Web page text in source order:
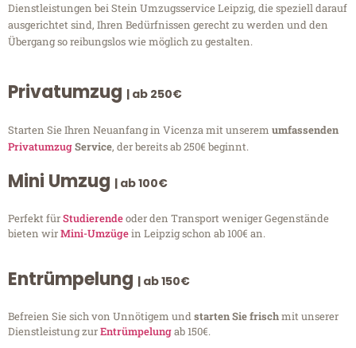
Dienstleistungen bei Stein Umzugsservice Leipzig, die speziell darauf
ausgerichtet sind, Ihren Bedürfnissen gerecht zu werden und den
Übergang so reibungslos wie möglich zu gestalten.
Privatumzug | ab 250€
Starten Sie Ihren Neuanfang in Vicenza mit unserem umfassenden
PrivatumzugService, der bereits ab 250€ beginnt.
Mini Umzug | ab 100€
Perfekt fürStudierendeoder den Transport weniger Gegenstände
bieten wirMini-Umzügein Leipzig schon ab 100€ an.
Entrümpelung | ab 150€
Befreien Sie sich von Unnötigem undstarten Sie frischmit unserer
Dienstleistung zurEntrümpelungab 150€.